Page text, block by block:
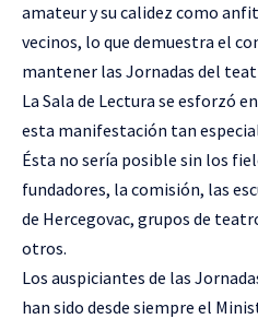
amateur y su calidez como
vecinos, lo que demuestra el
mantener las Jornadas del
La Sala de Lectura se esforzó
esta manifestación tan
Ésta no sería posible sin los
fundadores, la comisión, las
de Hercegovac, grupos de
otros.
Los auspiciantes de las
han sido desde siempre el